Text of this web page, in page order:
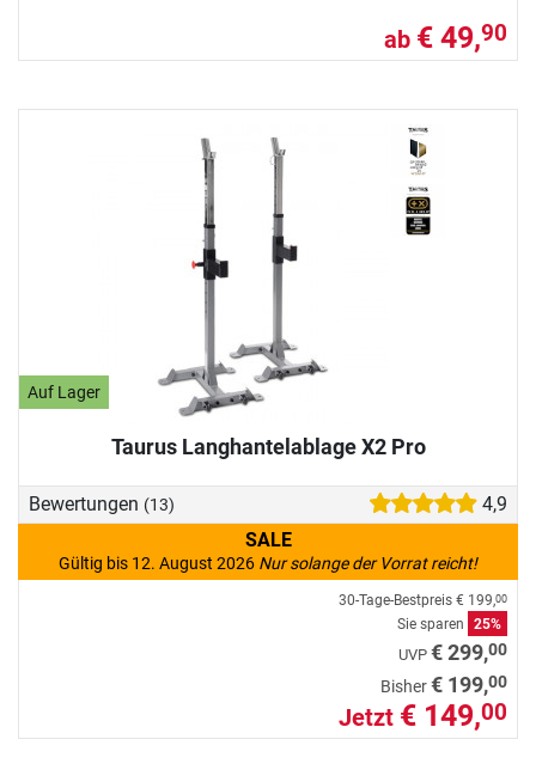
ab € 49,90
Auf Lager
Taurus Langhantelablage X2 Pro
Bewertungen (13)
4,9
SALE
Gültig bis 12. August 2026 Nur solange der Vorrat reicht!
30-Tage-Bestpreis € 199,00
Sie sparen 25%
UVP € 299,00
Bisher€ 199,00
Jetzt € 149,00